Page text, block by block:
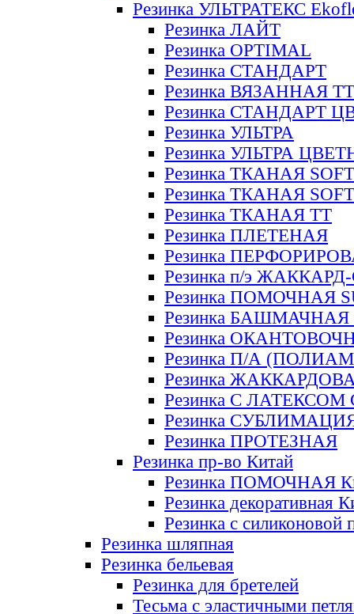
Резинка УЛЬТРАТЕКС
Резинка ЛАЙТ
Резинка OPTIMAL
Резинка СТАНДАРТ
Резинка ВЯЗАННАЯ ТТ
Резинка СТАНДАРТ
Резинка УЛЬТРА
Резинка УЛЬТРА
Резинка ТКАНАЯ SOFT
Резинка ТКАНАЯ
Резинка ТКАНАЯ ТТ
Резинка ПЛЕТЕНАЯ
Резинка
Резинка п/э
Резинка ПОМОЧНАЯ
Резинка БАШМАЧНАЯ
Резинка
Резинка П/А
Резинка
Резинка С ЛАТЕКСОМ
Резинка
Резинка ПРОТЕЗНАЯ
Резинка пр-во Китай
Резинка ПОМОЧНАЯ
Резинка декоративная
Резинка с силиконовой
Резинка шляпная
Резинка бельевая
Резинка для бретелей
Тесьма с эластичными